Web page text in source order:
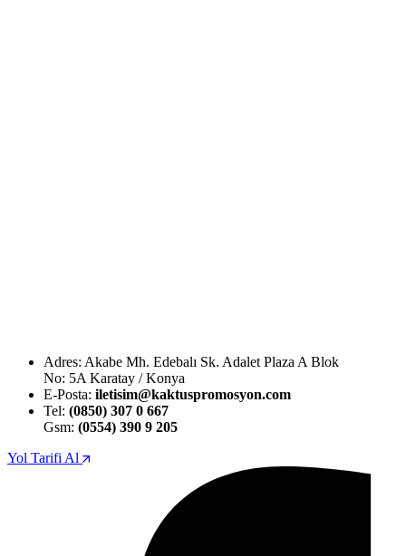
Adres: Akabe Mh. Edebalı Sk. Adalet Plaza A Blok
No: 5A Karatay / Konya
E-Posta: iletisim@kaktuspromosyon.com
Tel: (0850) 307 0 667
Gsm: (0554) 390 9 205
Yol Tarifi Al